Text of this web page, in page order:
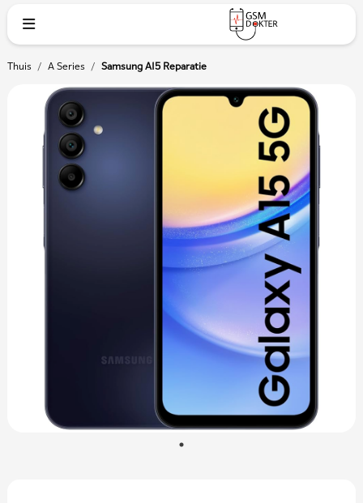
Thuis / A Series / Samsung A15 Reparatie